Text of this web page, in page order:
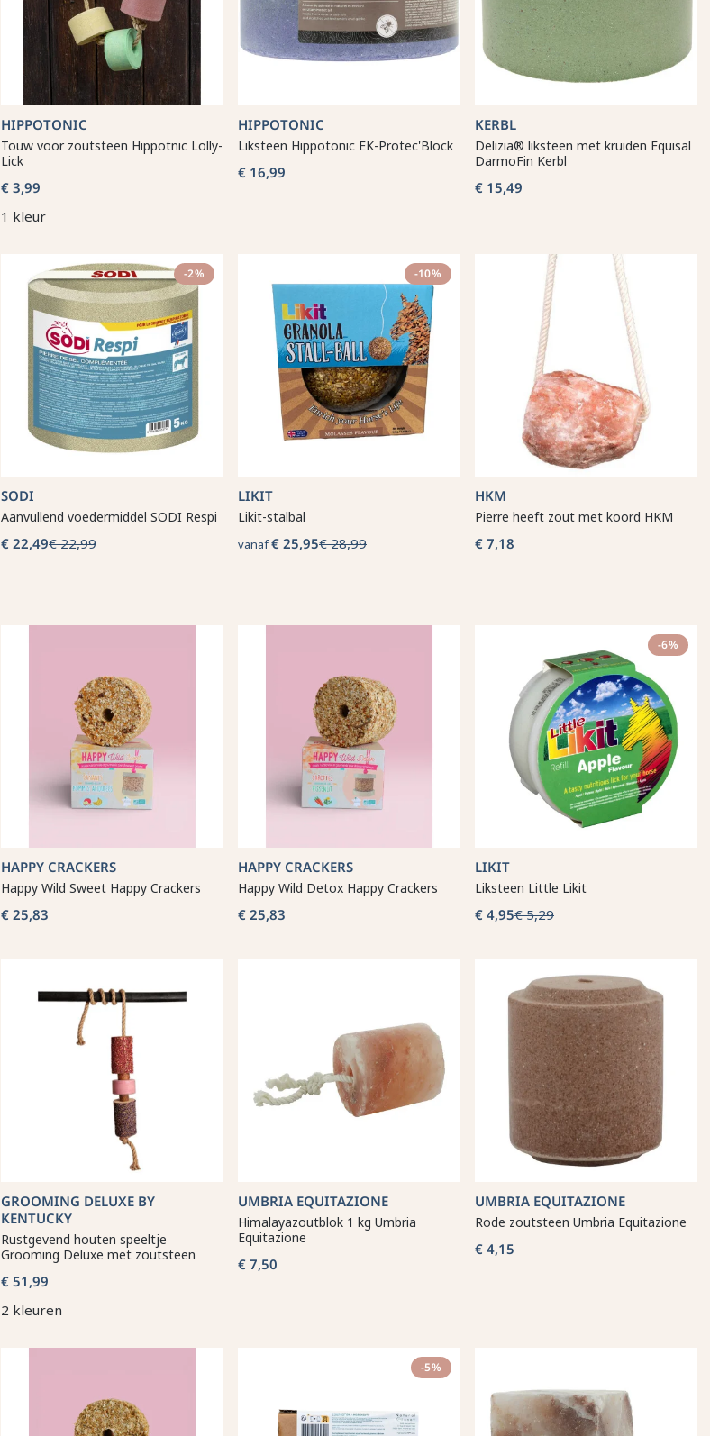
HIPPOTONIC
Touw voor zoutsteen Hippotnic Lolly-
Lick
€ 3,99
1 kleur
HIPPOTONIC
Liksteen Hippotonic EK-Protec'Block
€ 16,99
KERBL
Delizia® liksteen met kruiden Equisal
DarmoFin Kerbl
€ 15,49
-2%
SODI
Aanvullend voedermiddel SODI Respi
€ 22,49€ 22,99
-10%
LIKIT
Likit-stalbal
vanaf€ 25,95€ 28,99
HKM
Pierre heeft zout met koord HKM
€ 7,18
HAPPY CRACKERS
Happy Wild Sweet Happy Crackers
€ 25,83
HAPPY CRACKERS
Happy Wild Detox Happy Crackers
€ 25,83
-6%
LIKIT
Liksteen Little Likit
€ 4,95€ 5,29
GROOMING DELUXE BY
KENTUCKY
Rustgevend houten speeltje
Grooming Deluxe met zoutsteen
€ 51,99
2 kleuren
UMBRIA EQUITAZIONE
Himalayazoutblok 1 kg Umbria
Equitazione
€ 7,50
UMBRIA EQUITAZIONE
Rode zoutsteen Umbria Equitazione
€ 4,15
-5%